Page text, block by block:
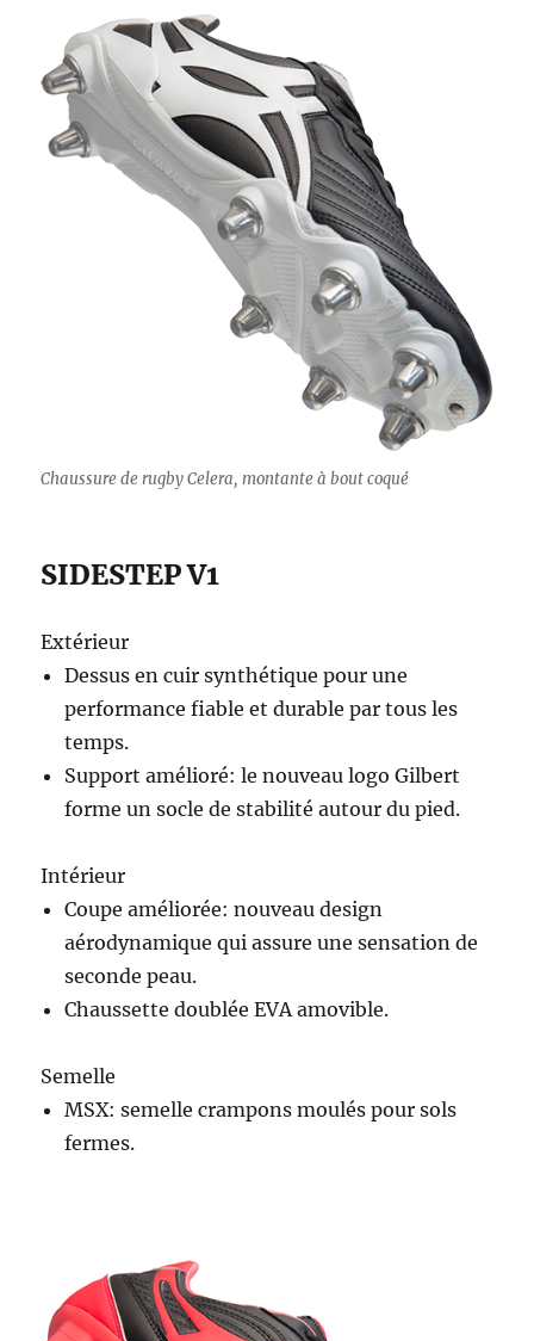
Chaussure de rugby Celera, montante à bout coqué
SIDESTEP V1
Extérieur
Dessus en cuir synthétique pour une
performance fiable et durable par tous les
temps.
Support amélioré: le nouveau logo Gilbert
forme un socle de stabilité autour du pied.
Intérieur
Coupe améliorée: nouveau design
aérodynamique qui assure une sensation de
seconde peau.
Chaussette doublée EVA amovible.
Semelle
MSX: semelle crampons moulés pour sols
fermes.